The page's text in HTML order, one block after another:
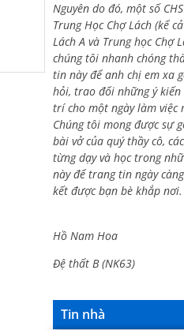
Nguyên do đó, một số
Trung Học Chợ Lách (kể
Lách A và Trung học Chợ
chúng tôi nhanh chóng
tin này để anh chị em xa
hỏi, trao đổi những ý
trí cho một ngày làm việc
Chúng tôi mong được sự
bài vở của quý thầy cô,
từng dạy và học trong
này để trang tin ngày
kết được bạn bè khắp nơi.
Hồ Nam Hoa
Đệ thất B (NK63)
Tin nhà